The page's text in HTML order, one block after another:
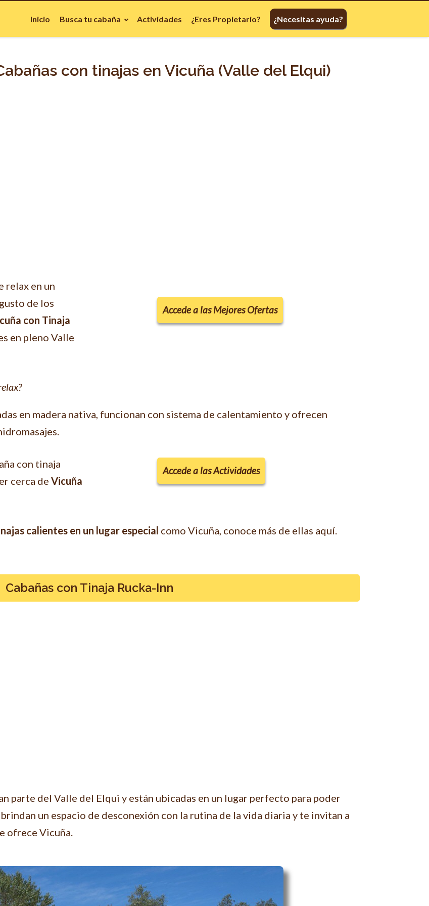
Inicio Busca tu cabaña Actividades ¿Eres Propietario? ¿Necesitas ayuda?
con tinajas en Vicuña (Valle del Elqui)
relax en un
de los
con Tinaja
en pleno Valle
Accede a las Mejores Ofertas
en madera nativa, funcionan con sistema de calentamiento y ofrecen
con tinaja
cerca de Vicuña
Accede a las Actividades
calientes en un lugar especial como Vicuña, conoce más de ellas aquí.
Cabañas con Tinaja Rucka-Inn
parte del Valle del Elqui y están ubicadas en un lugar perfecto para poder
un espacio de desconexión con la rutina de la vida diaria y te invitan a
ofrece Vicuña.